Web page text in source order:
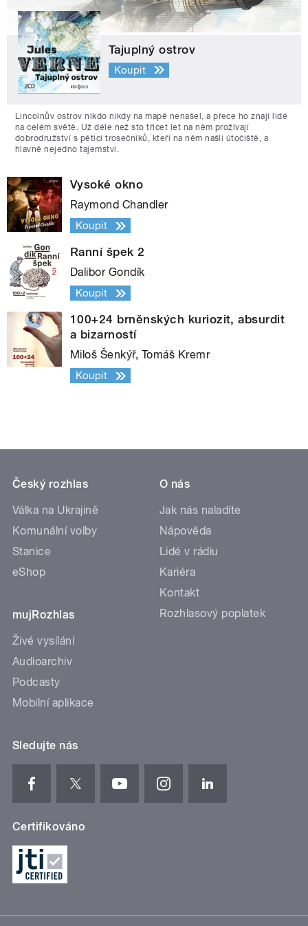
Tajuplný ostrov
Koupit
Lincolnův ostrov nikdo nikdy na mapě nenašel, a přece ho znají lidé
na celém světě. Už déle než sto třicet let na něm prožívají
dobrodružství s pěticí trosečníků, kteří na něm našli útočiště, a
hlavně nejedno tajemství.
Vysoké okno
Raymond Chandler
Koupit
Ranní špek 2
Dalibor Gondík
Koupit
100+24 brněnských kuriozit, absurdit
a bizarností
Miloš Šenkýř, Tomáš Kremr
Koupit
Český rozhlas
Válka na Ukrajině
Komunální volby
Stanice
eShop
mujRozhlas
Živé vysílání
Audioarchiv
Podcasty
Mobilní aplikace
O nás
Jak nás naladíte
Nápověda
Lidé v rádiu
Kariéra
Kontakt
Rozhlasový poplatek
Sledujte nás
Certifikováno